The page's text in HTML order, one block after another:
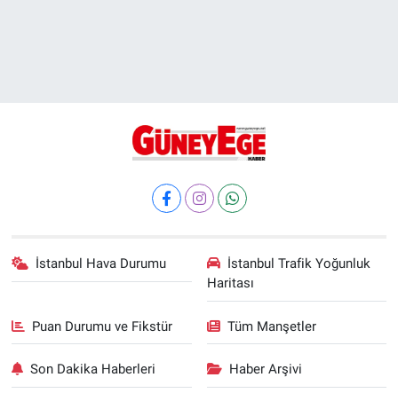
İstanbul Hava Durumu
İstanbul Trafik Yoğunluk
Haritası
Puan Durumu ve Fikstür Tüm Manşetler
Son Dakika Haberleri Haber Arşivi